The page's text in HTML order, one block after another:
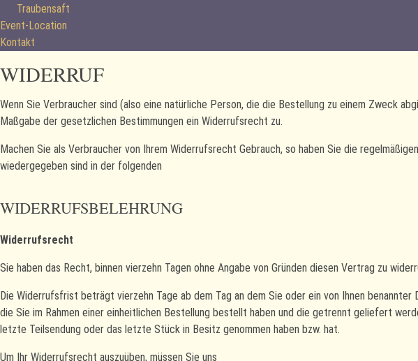
Traubensaft
Event-Location
Kontakt
WIDERRUF
Wenn Sie Verbraucher sind (also eine natürliche Person, die die Bestellung zu einem Zweck
Maßgabe der gesetzlichen Bestimmungen ein Widerrufsrecht zu.
Machen Sie als Verbraucher von Ihrem Widerrufsrecht Gebrauch, so haben Sie die
wiedergegeben sind in der folgenden
WIDERRUFSBELEHRUNG
Widerrufsrecht
Sie haben das Recht, binnen vierzehn Tagen ohne Angabe von Gründen diesen Vertrag zu
Die Widerrufsfrist beträgt vierzehn Tage ab dem Tag an dem Sie oder ein von Ihnen
die Sie im Rahmen einer einheitlichen Bestellung bestellt haben und die getrennt geliefert
letzte Teilsendung oder das letzte Stück in Besitz genommen haben bzw. hat.
Um Ihr Widerrufsrecht auszuüben, müssen Sie uns